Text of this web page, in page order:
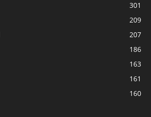
301
209
207
186
163
161
160